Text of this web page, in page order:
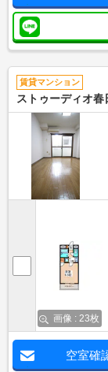
賃貸マンション
ストゥーディオ春
画像 : 23枚
空室確